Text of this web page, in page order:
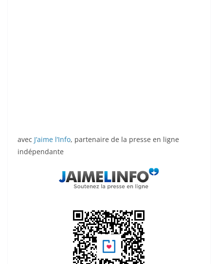
avec J’aime l’Info, partenaire de la presse en ligne
indépendante